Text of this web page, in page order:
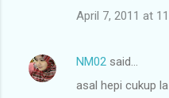
April 7, 2011 at
NM02 said…
asal hepi cukup la